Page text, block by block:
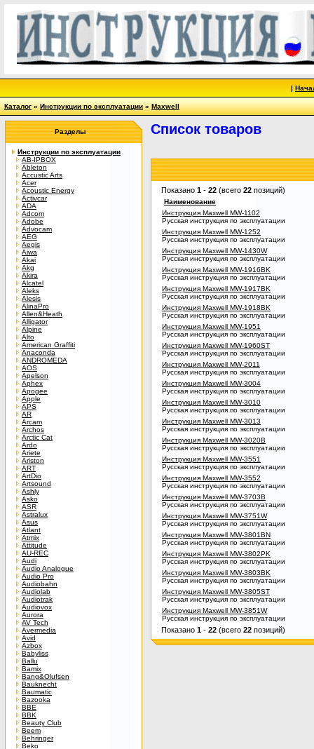
|
Каталог»Инструкции по эксплуатации»Maxwell
Разделы
Инструкции по эксплуатации
AB-IPBOX
Ableton
Accustic Arts
Acer
Acoustic Energy
Activcar
ADA
Adcom
Adobe
Advocam
AEG
Aegis
Aiwa
Akai
Akg
Akira
Alcatel
Aleks
Alesis
AlinaPro
Allen&Heath
Alligator
Alpine
Alto
American Graffiti
Anaconda
ANDROMEDA
AOS
Apelson
Aphex
Apogee
Apple
APS
AR
Arcam
Archos
Arctic Cat
Ardo
Ariete
Ariston
ART
ArtDio
Artsound
Ashly
Asko
ASR
Astralux
Asus
Atlant
Atmix
Attitude
AU-REC
Audi
Audio Analogue
Audio Pro
Audiobahn
Audiolab
Audiotrak
Audiovox
Aurora
AV Tech
Avermedia
Avid
Azbox
Babyliss
Ballu
Bamix
Bang&Olufsen
Bauknecht
Baumatic
Bazooka
BBE
BBK
Beauty Club
Beem
Behringer
Beko
Список товаров
Показано 1 - 22 (всего 22 позиций)
Наименование
Инструкция Maxwell MW-1102
Русская инструкция по эксплуатации
Инструкция Maxwell MW-1252
Русская инструкция по эксплуатации
Инструкция Maxwell MW-1430W
Русская инструкция по эксплуатации
Инструкция Maxwell MW-1916BK
Русская инструкция по эксплуатации
Инструкция Maxwell MW-1917BK
Русская инструкция по эксплуатации
Инструкция Maxwell MW-1918BK
Русская инструкция по эксплуатации
Инструкция Maxwell MW-1951
Русская инструкция по эксплуатации
Инструкция Maxwell MW-1960ST
Русская инструкция по эксплуатации
Инструкция Maxwell MW-2011
Русская инструкция по эксплуатации
Инструкция Maxwell MW-3004
Русская инструкция по эксплуатации
Инструкция Maxwell MW-3010
Русская инструкция по эксплуатации
Инструкция Maxwell MW-3013
Русская инструкция по эксплуатации
Инструкция Maxwell MW-3020B
Русская инструкция по эксплуатации
Инструкция Maxwell MW-3551
Русская инструкция по эксплуатации
Инструкция Maxwell MW-3552
Русская инструкция по эксплуатации
Инструкция Maxwell MW-3703B
Русская инструкция по эксплуатации
Инструкция Maxwell MW-3751W
Русская инструкция по эксплуатации
Инструкция Maxwell MW-3801BN
Русская инструкция по эксплуатации
Инструкция Maxwell MW-3802PK
Русская инструкция по эксплуатации
Инструкция Maxwell MW-3803BK
Русская инструкция по эксплуатации
Инструкция Maxwell MW-3805ST
Русская инструкция по эксплуатации
Инструкция Maxwell MW-3851W
Русская инструкция по эксплуатации
Показано 1 - 22 (всего 22 позиций)